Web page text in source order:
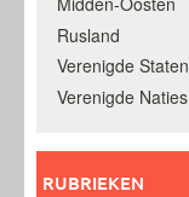
Rusland
Verenigde Staten
Verenigde Naties
RUBRIEKEN